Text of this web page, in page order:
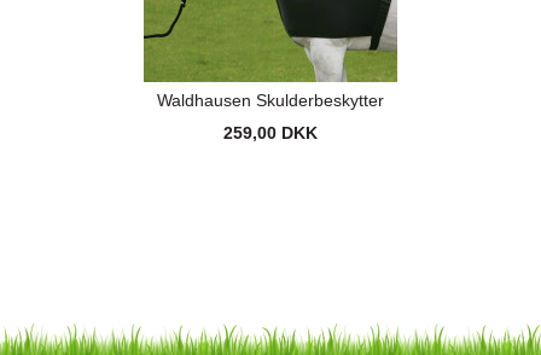
Waldhausen Skulderbeskytter
259,00 DKK